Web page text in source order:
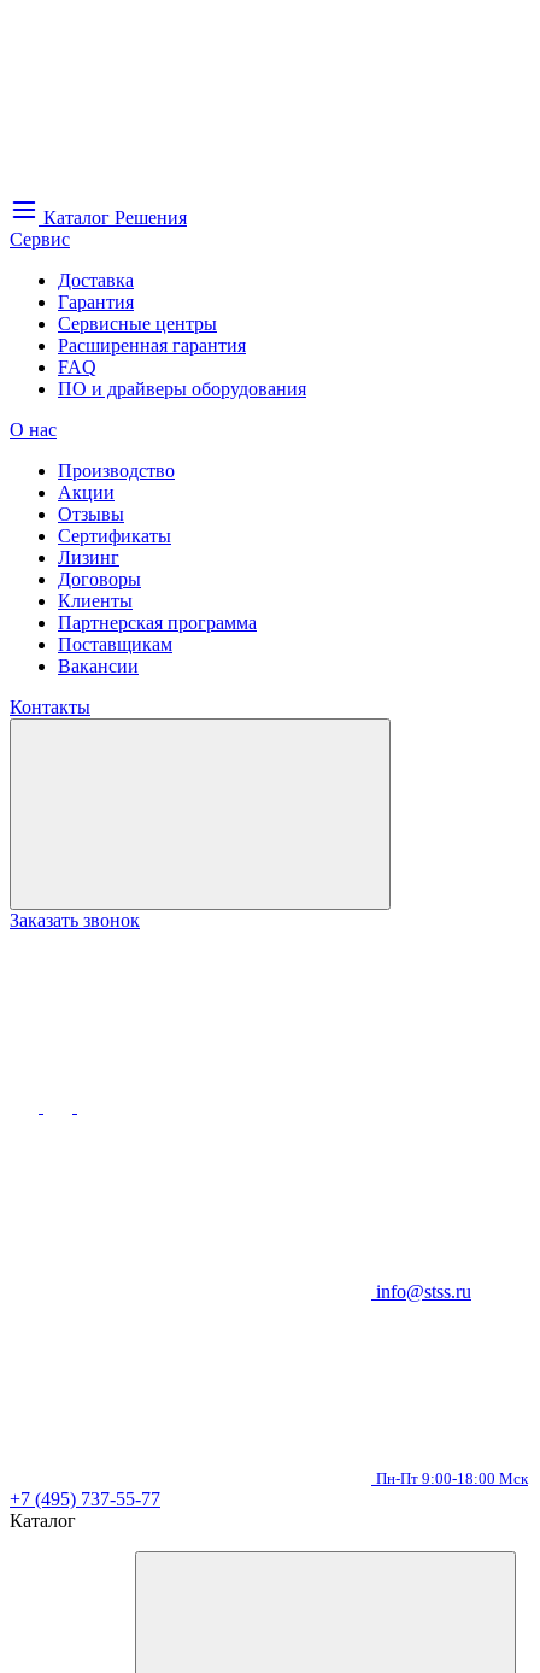
Каталог Решения
Сервис
Доставка
Гарантия
Сервисные центры
Расширенная гарантия
FAQ
ПО и драйверы оборудования
О нас
Производство
Акции
Отзывы
Сертификаты
Лизинг
Договоры
Клиенты
Партнерская программа
Поставщикам
Вакансии
Контакты
Заказать звонок
info@stss.ru
Пн-Пт 9:00-18:00 Мск
+7 (495) 737-55-77
Каталог